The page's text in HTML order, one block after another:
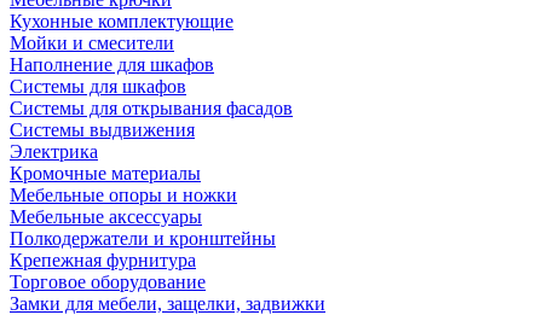
Кухонные комплектующие
Мойки и смесители
Наполнение для шкафов
Cистемы для шкафов
Системы для открывания фасадов
Системы выдвижения
Электрика
Кромочные материалы
Мебельные опоры и ножки
Мебельные аксессуары
Полкодержатели и кронштейны
Крепежная фурнитура
Торговое оборудование
Замки для мебели, защелки, задвижки